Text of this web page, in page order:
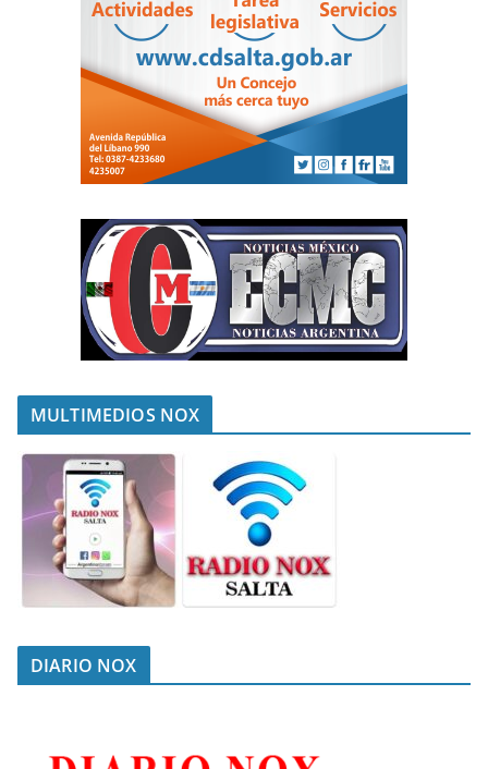
MULTIMEDIOS NOX
DIARIO NOX